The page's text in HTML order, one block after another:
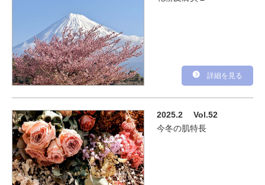
詳細を見る
2025.2 Vol.52
今冬の肌特長